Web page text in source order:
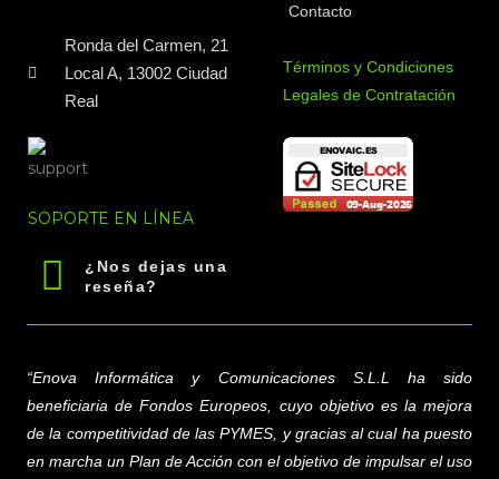
Ronda del Carmen, 21
Local A, 13002 Ciudad
Real
SOPORTE EN LÍNEA
¿Nos dejas una
reseña?
Contacto
Términos y Condiciones
Legales de Contratación
“Enova Informática y Comunicaciones S.L.L ha sido
beneficiaria de Fondos Europeos, cuyo objetivo es la mejora
de la competitividad de las PYMES, y gracias al cual ha puesto
en marcha un Plan de Acción con el objetivo de impulsar el uso